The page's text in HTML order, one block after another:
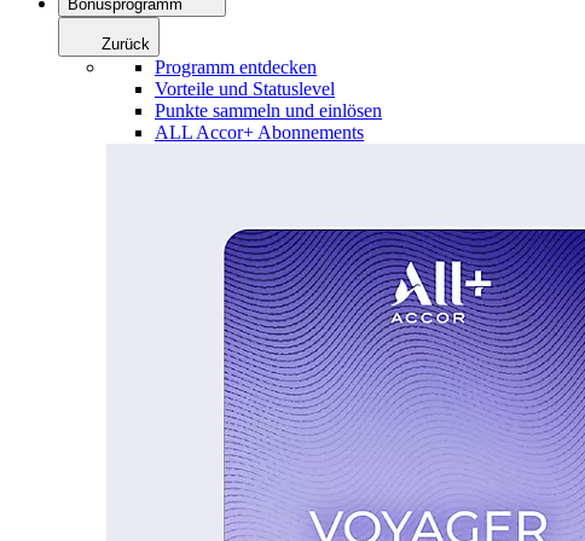
Bonusprogramm
Zurück
Programm entdecken
Vorteile und Statuslevel
Punkte sammeln und einlösen
ALL Accor+ Abonnements